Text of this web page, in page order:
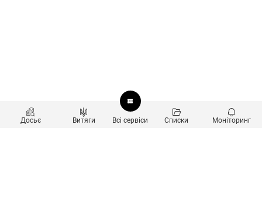
Досьє Витяги Всі сервіси Списки Моніторинг